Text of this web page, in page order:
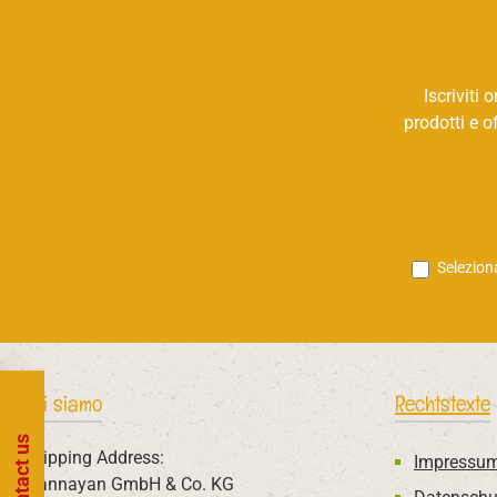
Iscriviti
prodotti e
Chi siamo
Shipping Address:
Mannayan GmbH & Co. KG
Rechtstexte